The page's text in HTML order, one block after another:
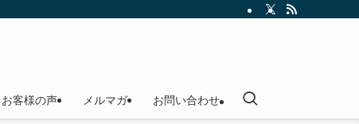
お客様の声 メルマガ お問い合わせ